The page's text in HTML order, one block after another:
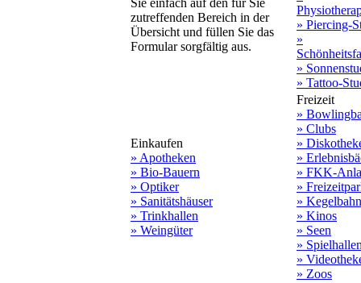
Sie einfach auf den für Sie
zutreffenden Bereich in der
Übersicht und füllen Sie das
Formular sorgfältig aus.
» Piercing-
»
»
» Tattoo-
Einkaufen
» Apotheken
» Bio-Bauern
» Optiker
» Sanitätshäuser
» Trinkhallen
» Weingüter
Freizeit
»
» Clubs
»
»
» FKK-
»
»
» Kinos
» Seen
»
»
» Zoos